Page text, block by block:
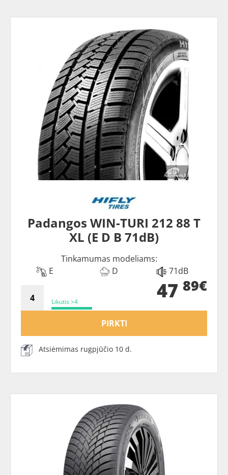
Padangos WIN-TURI 212 88 T
XL (E D B 71dB)
Tinkamumas modeliams:
E
D 71dB
Likutis >4 47 89€
PIRKTI
Atsiėmimas rugpjūčio 10 d.